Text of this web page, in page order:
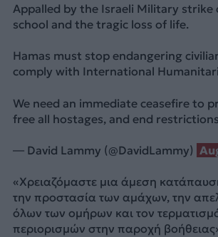
Appalled by the Israeli Military strike
school and the tragic loss of life.
Hamas must stop endangering
comply with International
We need an immediate ceasefire to
free all hostages, and end
— David Lammy (@DavidLammy)
«Χρειαζόμαστε μια άμεση
την προστασία των αμάχων, την
όλων των ομήρων και τον
περιορισμών στην παροχή